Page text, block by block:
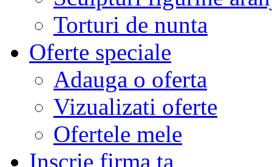
Torturi de nunta
Oferte speciale
Adauga o oferta
Vizualizati oferte
Ofertele mele
Inscrie firma ta